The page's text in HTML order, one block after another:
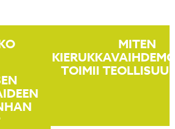
MITEN
TOIMII